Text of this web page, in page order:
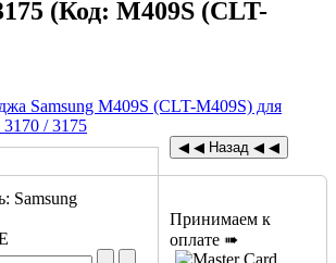
(Код: M409S (CLT-
Samsung
Принимаем к
оплате ➠